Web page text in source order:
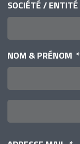
SOCIÉTÉ / ENTITÉ
NOM & PRÉNOM *